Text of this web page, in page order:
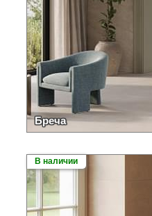
Бреча
В наличии